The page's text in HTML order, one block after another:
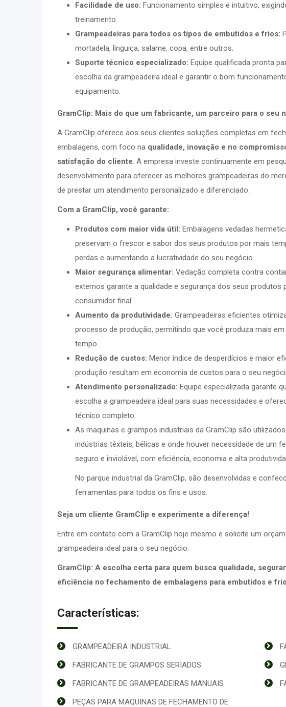
Facilidade de uso: Funcionamento simples e intuitivo,
treinamento.
Grampeadeiras para todos os tipos de embutidos e frios:
mortadela, linguiça, salame, copa, entre outros.
Suporte técnico especializado: Equipe qualificada pronta
escolha da grampeadeira ideal e garantir o bom
equipamento.
GramClip: Mais do que um fabricante, um parceiro para o seu
A GramClip oferece aos seus clientes soluções completas em
embalagens, com foco na qualidade, inovação e no
satisfação do cliente. A empresa investe continuamente em
desenvolvimento para oferecer as melhores grampeadeiras do
de prestar um atendimento personalizado e diferenciado.
Com a GramClip, você garante:
Produtos com maior vida útil: Embalagens vedadas
preservam o frescor e sabor dos seus produtos por mais
perdas e aumentando a lucratividade do seu negócio.
Maior segurança alimentar: Vedação completa contra
externos garante a qualidade e segurança dos seus produtos
consumidor final.
Aumento da produtividade: Grampeadeiras eficientes
processo de produção, permitindo que você produza mais
tempo.
Redução de custos: Menor índice de desperdícios e maior
produção resultam em economia de custos para o seu
Atendimento personalizado: Equipe especializada garante
escolha a grampeadeira ideal para suas necessidades e
técnico completo.
As maquinas e grampos industriais da GramClip são
indústrias têxteis, bélicas e onde houver necessidade de um
seguro e inviolável, com eficiência, economia e alta
No parque industrial da GramClip, são desenvolvidas e
ferramentas para todos os fins e usos.
Seja um cliente GramClip e experimente a diferença!
Entre em contato com a GramClip hoje mesmo e solicite um
grampeadeira ideal para o seu negócio.
GramClip: A escolha certa para quem busca qualidade,
eficiência no fechamento de embalagens para embutidos e
Características:
GRAMPEADEIRA INDUSTRIAL
FABRICANTE DE GRAMPOS SERIADOS
FABRICANTE DE GRAMPEADEIRAS MANUAIS
PEÇAS PARA MAQUINAS DE FECHAMENTO DE